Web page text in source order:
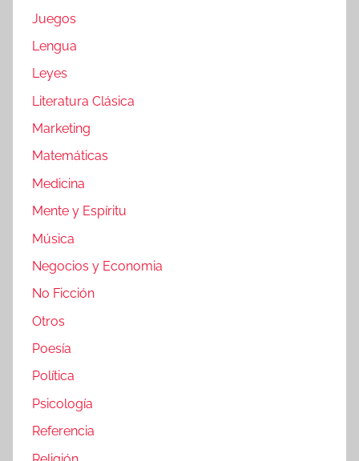
Juegos
Lengua
Leyes
Literatura Clásica
Marketing
Matemáticas
Medicina
Mente y Espíritu
Música
Negocios y Economia
No Ficción
Otros
Poesía
Política
Psicología
Referencia